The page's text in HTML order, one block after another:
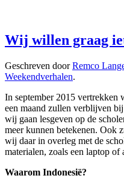
Wij willen graag
Geschreven doorRemco
Weekendverhalen.
In september 2015 vertrekken
een maand zullen verblijven
wij gaan lesgeven op de
meer kunnen betekenen. Ook
wij daar in overleg met de
materialen, zoals een laptop of
Waarom Indonesië?